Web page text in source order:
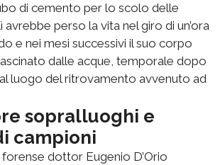
di cemento per lo scolo delle
avrebbe perso la vita nel giro di un’ora
e nei mesi successivi il suo corpo
dalle acque, temporale dopo
luogo del ritrovamento avvenuto ad
sopralluoghi e
campioni
dottor Eugenio D’Orio